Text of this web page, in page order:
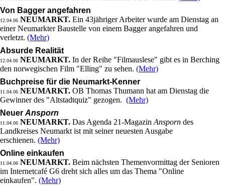
Von Bagger angefahren
12.04.06 NEUMARKT. Ein 43jähriger Arbeiter wurde am Dienstag an
einer Neumarkter Baustelle von einem Bagger angefahren und
verletzt. (Mehr)
Absurde Realität
12.04.06 NEUMARKT. In der Reihe "Filmauslese" gibt es in Berching
den norwegischen Film "Elling" zu sehen. (Mehr)
Buchpreise für die Neumarkt-Kenner
11.04.06 NEUMARKT. OB Thomas Thumann hat am Dienstag die
Gewinner des "Altstadtquiz" gezogen. (Mehr)
Neuer Ansporn
11.04.06 NEUMARKT. Das Agenda 21-Magazin Ansporn des
Landkreises Neumarkt ist mit seiner neuesten Ausgabe
erschienen. (Mehr)
Online einkaufen
11.04.06 NEUMARKT. Beim nächsten Themenvormittag der Senioren
im Internetcafé G6 dreht sich alles um das Thema "Online
einkaufen". (Mehr)